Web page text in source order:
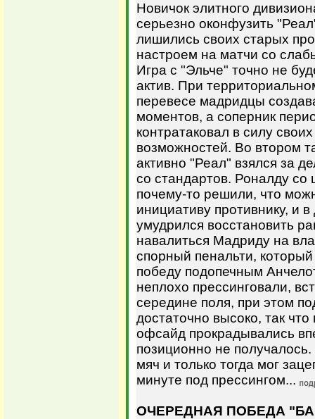
Новичок элитного
серьезно оконфузить
лишились своих старых
настроем на матчи со
Игра с "Эльче" точно не
актив. При
перевесе мадридцы
моментов, а соперник
контратаковал в силу
возможностей. Во втором
активно "Реал" взялся за
со стандартов. Роналду со
почему-то решили, что
инициативу противнику, и
умудрился восстановить
навалиться Мадриду на
спорный пенальти,
победу подопечным
неплохо прессинговали,
середине поля, при этом
достаточно высоко, так
офсайд прокрадывались
позиционно не
мяч и только тогда мог
минуте под прессингом...
ОЧЕРЕДНАЯ ПОБЕДА